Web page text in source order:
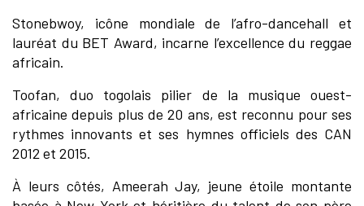
Stonebwoy, icône mondiale de l’afro-dancehall et
lauréat du BET Award, incarne l’excellence du reggae
africain.
Toofan, duo togolais pilier de la musique ouest-
africaine depuis plus de 20 ans, est reconnu pour ses
rythmes innovants et ses hymnes officiels des CAN
2012 et 2015.
À leurs côtés, Ameerah Jay, jeune étoile montante